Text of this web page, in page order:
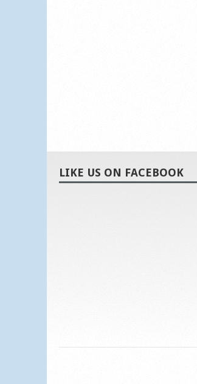
LIKE US ON FACEBOOK